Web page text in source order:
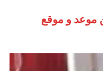
موعد و موقع